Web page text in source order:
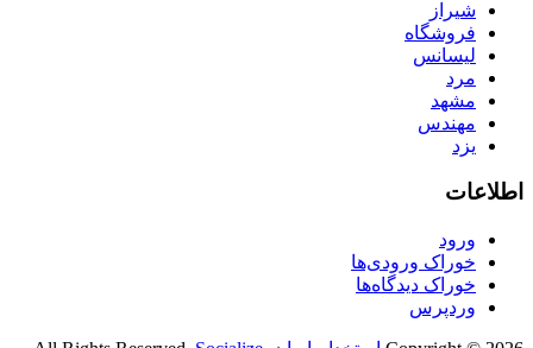
شیراز
فروشگاه
لیسانس
مرد
مشهد
مهندس
یزد
اطلاعات
ورود
خوراک ورودی‌ها
خوراک دیدگاه‌ها
وردپرس